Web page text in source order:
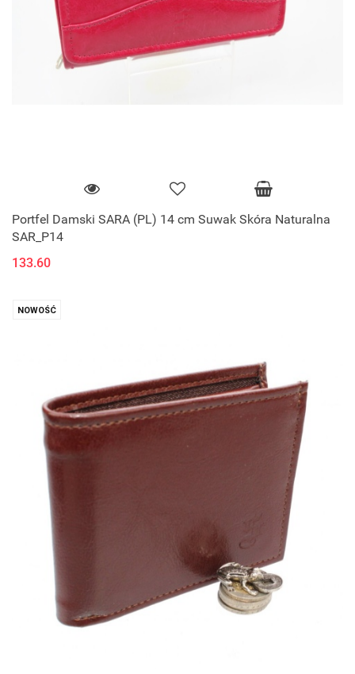
Portfel Damski SARA (PL) 14 cm Suwak Skóra Naturalna
SAR_P14
133.60
NOWOŚĆ